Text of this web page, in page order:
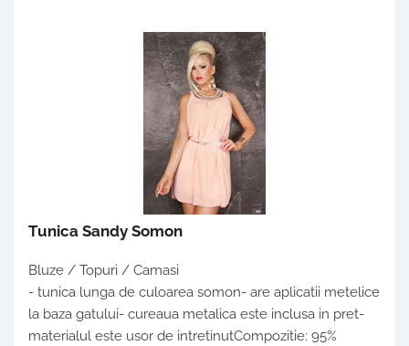
Tunica Sandy Somon
Bluze / Topuri / Camasi
- tunica lunga de culoarea somon- are aplicatii metelice
la baza gatului- cureaua metalica este inclusa in pret-
materialul este usor de intretinutCompozitie: 95%